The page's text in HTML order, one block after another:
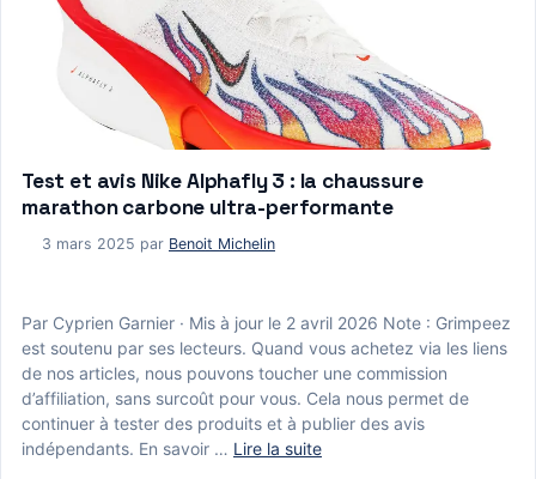
Test et avis Nike Alphafly 3 : la chaussure
marathon carbone ultra-performante
3 mars 2025 par Benoit Michelin
Par Cyprien Garnier · Mis à jour le 2 avril 2026 Note : Grimpeez
est soutenu par ses lecteurs. Quand vous achetez via les liens
de nos articles, nous pouvons toucher une commission
d’affiliation, sans surcoût pour vous. Cela nous permet de
continuer à tester des produits et à publier des avis
indépendants. En savoir … Lire la suite